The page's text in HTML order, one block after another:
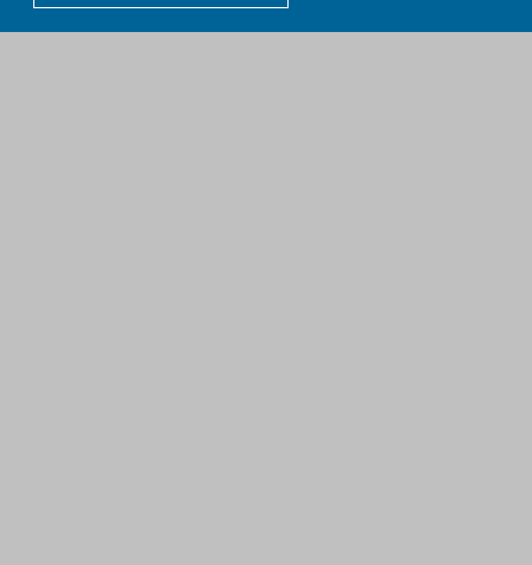
Offenlagen